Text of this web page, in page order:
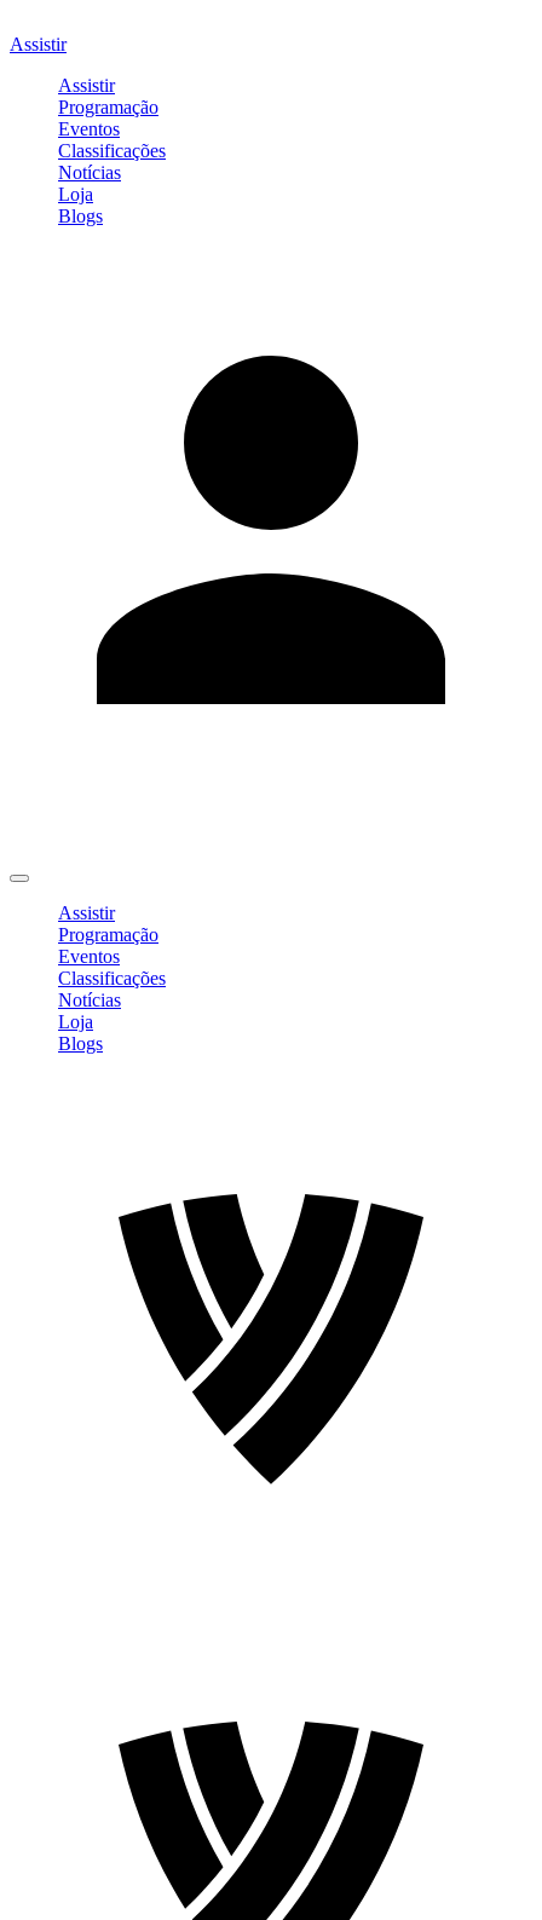
Assistir
Assistir
Programação
Eventos
Classificações
Notícias
Loja
Blogs
Assistir
Programação
Eventos
Classificações
Notícias
Loja
Blogs